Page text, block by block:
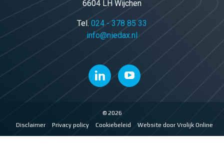
6604 LH Wijchen
Tel. 024 - 378 85 33
info@niedax.nl
© 2026
Disclaimer
Privacy policy Cookiebeleid Website door Vrolijk Online